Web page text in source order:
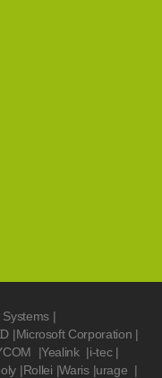
Systems |
|Microsoft Corporation |
|Yealink |i-tec |
|Rollei |Waris |urage |